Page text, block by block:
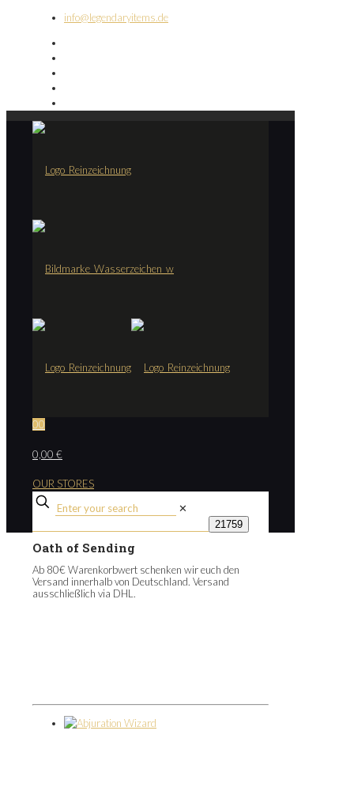
info@legendaryitems.de
00
0,00 €
OUR STORES
✕
Oath of Sending
Ab 80€ Warenkorbwert schenken wir euch den
Versand innerhalb von Deutschland. Versand
ausschließlich via DHL.